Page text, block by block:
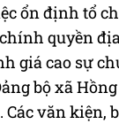
ổn định tổ
quyền
giá cao sự
bộ xã
Các văn kiện,